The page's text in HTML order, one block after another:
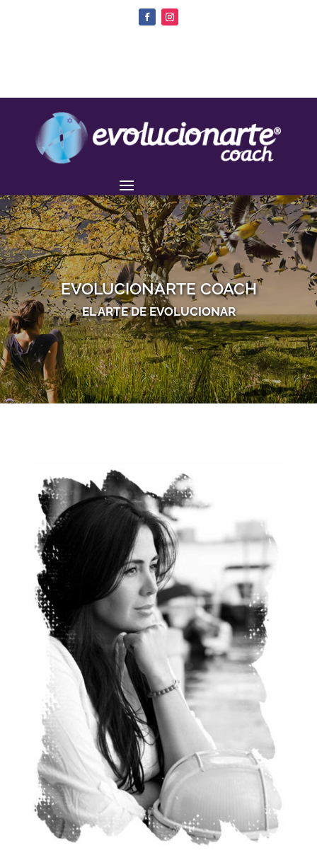
EVOLUCIONARTE COACH
EL ARTE DE EVOLUCIONAR